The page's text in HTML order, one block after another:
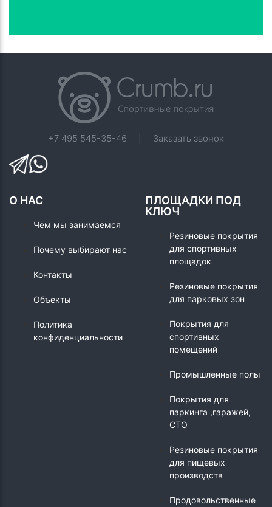
+7 495 545-35-46 Заказать звонок
О НАС
Чем мы занимаемся
Почему выбирают нас
Контакты
Объекты
Политика
конфиденциальности
ПЛОЩАДКИ ПОД
КЛЮЧ
Резиновые покрытия
для спортивных
площадок
Резиновые покрытия
для парковых зон
Покрытия для
спортивных
помещений
Промышленные полы
Покрытия для
паркинга ,гаражей,
СТО
Резиновые покрытия
для пищевых
производств
Продовольственные